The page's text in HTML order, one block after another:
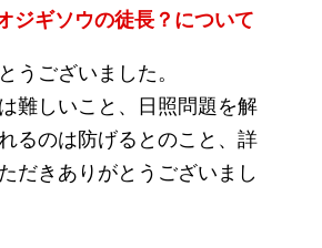
ジギソウの徒長？について
うございました。
難しいこと、日照問題を解
るのは防げるとのこと、詳
だきありがとうございまし